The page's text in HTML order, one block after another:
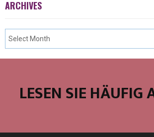
ARCHIVES
LESEN SIE HÄUFIG